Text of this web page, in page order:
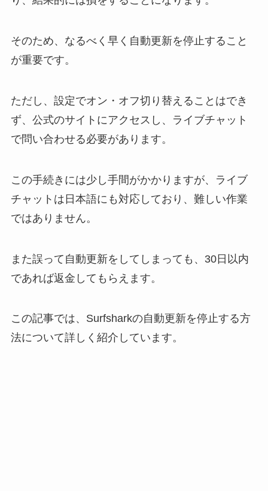
そのため、なるべく早く自動更新を停止すること
が重要です。
ただし、 設定でオン・オフ切り替えることはでき
ず、公式のサイトにアクセスし、ライブチャット
で問い合わせる必要があります。
この手続きには少し手間がかかりますが、
ライブ
チャットは日本語にも対応しており、難しい作業
ではありません。
また誤って自動更新をしてしまっても、30日以内
であれば返金してもらえます。
この記事では、Surfsharkの自動更新を停止する方
法について詳しく紹介しています。